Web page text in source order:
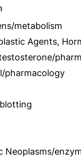
metabolism
Agents,
pharmacology
Neoplasms/